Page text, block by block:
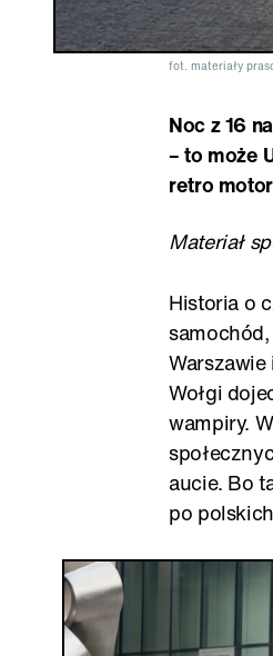
fot. materiały
Noc z 16
– to może
retro
Materiał
Historia o
Wołgi
wampiry.
aucie. Bo
po